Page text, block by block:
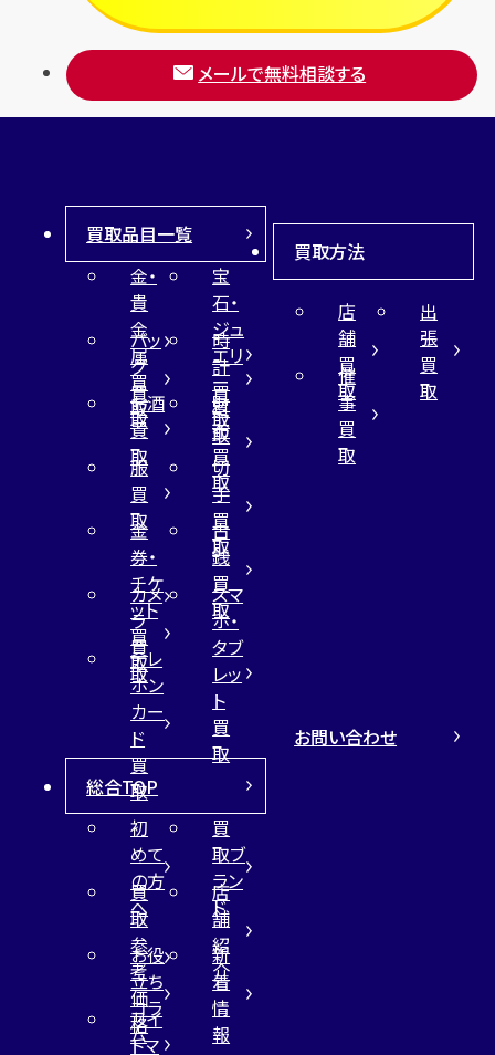
メールで無料相談する
買取品目一覧
金・
貴
金
属
買
取
宝
石・
ジュ
エリ
ー
買
取
バッ
グ
買
取
時
計
買
取
お酒
買
取
財
布
買
取
服
買
取
切
手
買
取
金
券・
チケ
ット
買
取
古
銭
買
取
カメ
ラ
買
取
スマ
ホ・
タブ
レッ
ト
買
取
テレ
ホン
カー
ド
買
取
買取方法
店
舗
買
取
出
張
買
取
催
事
買
取
総合TOP
初
めて
の方
へ
買
取ブ
ラン
ド
買
取
参
考
価
格
店
舗
紹
介
お役
立ち
コラ
ム
新
着
情
報
サイ
トマ
お問い合わせ